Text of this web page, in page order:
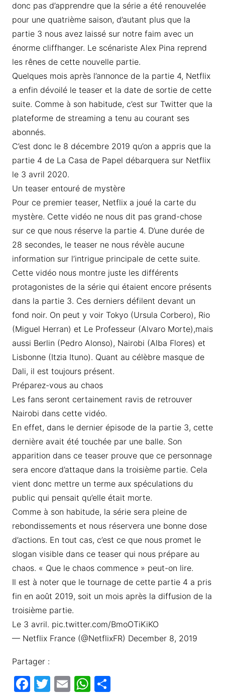
donc pas d’apprendre que la série a été renouvelée
pour une quatrième saison, d’autant plus que la
partie 3 nous avez laissé sur notre faim avec un
énorme cliffhanger. Le scénariste Alex Pina reprend
les rênes de cette nouvelle partie.
Quelques mois après l’annonce de la partie 4, Netflix
a enfin dévoilé le teaser et la date de sortie de cette
suite. Comme à son habitude, c’est sur Twitter que la
plateforme de streaming a tenu au courant ses
abonnés.
C’est donc le 8 décembre 2019 qu’on a appris que la
partie 4 de La Casa de Papel débarquera sur Netflix
le 3 avril 2020.
Un teaser entouré de mystère
Pour ce premier teaser, Netflix a joué la carte du
mystère. Cette vidéo ne nous dit pas grand-chose
sur ce que nous réserve la partie 4. D’une durée de
28 secondes, le teaser ne nous révèle aucune
information sur l’intrigue principale de cette suite.
Cette vidéo nous montre juste les différents
protagonistes de la série qui étaient encore présents
dans la partie 3. Ces derniers défilent devant un
fond noir. On peut y voir Tokyo (Ursula Corbero), Rio
(Miguel Herran) et Le Professeur (Alvaro Morte),mais
aussi Berlin (Pedro Alonso), Nairobi (Alba Flores) et
Lisbonne (Itzia Ituno). Quant au célèbre masque de
Dali, il est toujours présent.
Préparez-vous au chaos
Les fans seront certainement ravis de retrouver
Nairobi dans cette vidéo.
En effet, dans le dernier épisode de la partie 3, cette
dernière avait été touchée par une balle. Son
apparition dans ce teaser prouve que ce personnage
sera encore d’attaque dans la troisième partie. Cela
vient donc mettre un terme aux spéculations du
public qui pensait qu’elle était morte.
Comme à son habitude, la série sera pleine de
rebondissements et nous réservera une bonne dose
d’actions. En tout cas, c’est ce que nous promet le
slogan visible dans ce teaser qui nous prépare au
chaos. « Que le chaos commence » peut-on lire.
Il est à noter que le tournage de cette partie 4 a pris
fin en août 2019, soit un mois après la diffusion de la
troisième partie.
Le 3 avril. pic.twitter.com/BmoOTiKiKO
— Netflix France (@NetflixFR) December 8, 2019
Partager :
F T E W P